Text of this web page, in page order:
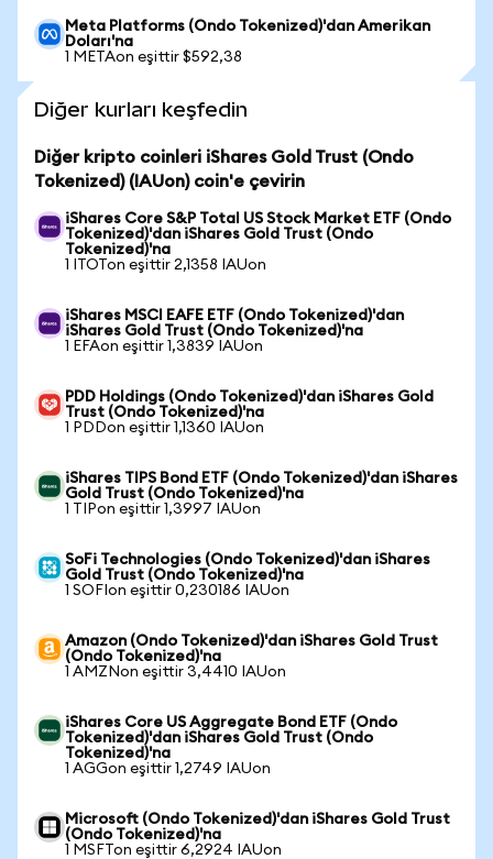
Meta Platforms (Ondo Tokenized)'dan Amerikan
Doları'na
1 METAon eşittir $592,38
Diğer kurları keşfedin
Diğer kripto coinleri iShares Gold Trust (Ondo
Tokenized) (IAUon) coin'e çevirin
iShares Core S&P Total US Stock Market ETF (Ondo
Tokenized)'dan iShares Gold Trust (Ondo
Tokenized)'na
1 ITOTon eşittir 2,1358 IAUon
iShares MSCI EAFE ETF (Ondo Tokenized)'dan
iShares Gold Trust (Ondo Tokenized)'na
1 EFAon eşittir 1,3839 IAUon
PDD Holdings (Ondo Tokenized)'dan iShares Gold
Trust (Ondo Tokenized)'na
1 PDDon eşittir 1,1360 IAUon
iShares TIPS Bond ETF (Ondo Tokenized)'dan iShares
Gold Trust (Ondo Tokenized)'na
1 TIPon eşittir 1,3997 IAUon
SoFi Technologies (Ondo Tokenized)'dan iShares
Gold Trust (Ondo Tokenized)'na
1 SOFIon eşittir 0,230186 IAUon
Amazon (Ondo Tokenized)'dan iShares Gold Trust
(Ondo Tokenized)'na
1 AMZNon eşittir 3,4410 IAUon
iShares Core US Aggregate Bond ETF (Ondo
Tokenized)'dan iShares Gold Trust (Ondo
Tokenized)'na
1 AGGon eşittir 1,2749 IAUon
Microsoft (Ondo Tokenized)'dan iShares Gold Trust
(Ondo Tokenized)'na
1 MSFTon eşittir 6,2924 IAUon